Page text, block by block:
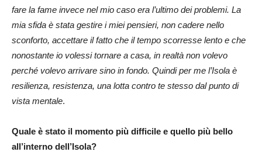
fare la fame invece nel mio caso era l’ultimo dei problemi. La
mia sfida è stata gestire i miei pensieri, non cadere nello
sconforto, accettare il fatto che il tempo scorresse lento e che
nonostante io volessi tornare a casa, in realtà non volevo
perché volevo arrivare sino in fondo. Quindi per me l’Isola è
resilienza, resistenza, una lotta contro te stesso dal punto di
vista mentale.
Quale è stato il momento più difficile e quello più bello
all’interno dell’Isola?